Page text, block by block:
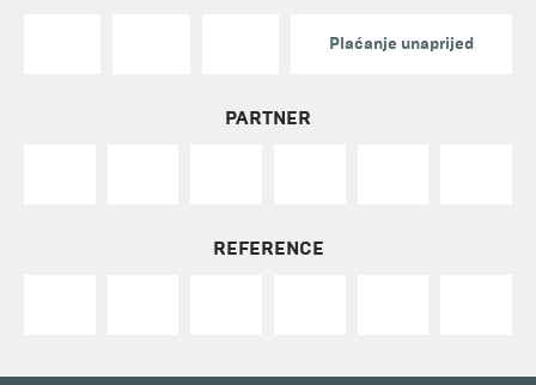
Plaćanje unaprijed
PARTNER
REFERENCE